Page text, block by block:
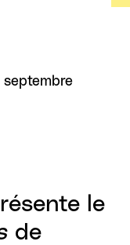
septembre
le
de